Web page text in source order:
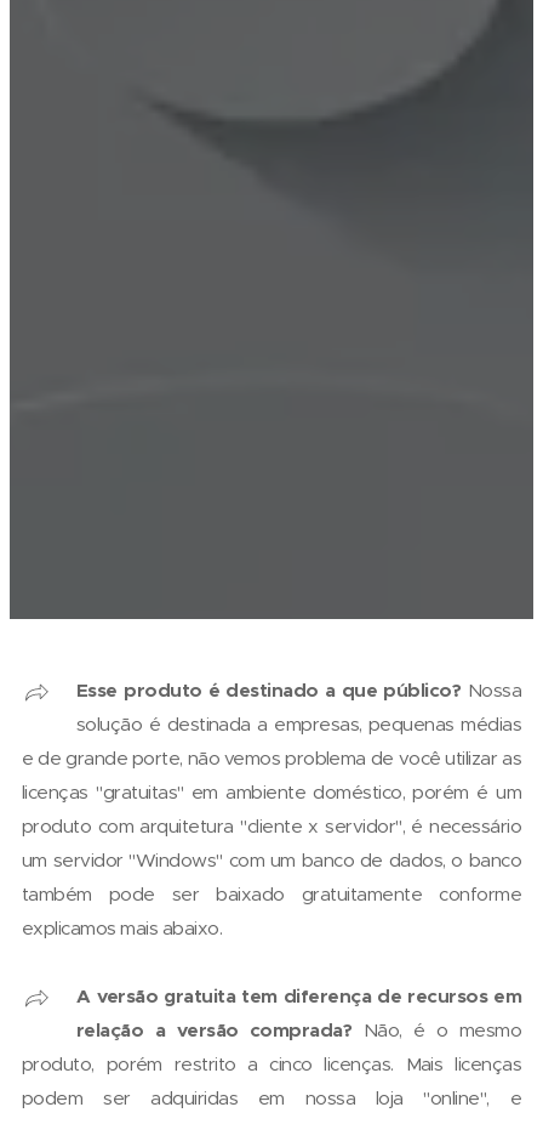
Esse produto é destinado a que público? Nossa
solução é destinada a empresas, pequenas médias
e de grande porte, não vemos problema de você utilizar as
licenças "gratuitas" em ambiente doméstico, porém é um
produto com arquitetura "cliente x servidor", é necessário
um servidor "Windows" com um banco de dados, o banco
também pode ser baixado gratuitamente conforme
explicamos mais abaixo.
A versão gratuita tem diferença de recursos em
relação a versão comprada? Não, é o mesmo
produto, porém restrito a cinco licenças. Mais licenças
podem ser adquiridas em nossa loja "online", e